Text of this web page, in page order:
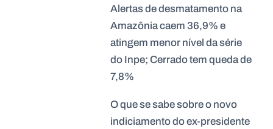
Alertas de desmatamento na
Amazônia caem 36,9% e
atingem menor nível da série
do Inpe; Cerrado tem queda de
7,8%
O que se sabe sobre o novo
indiciamento do ex-presidente